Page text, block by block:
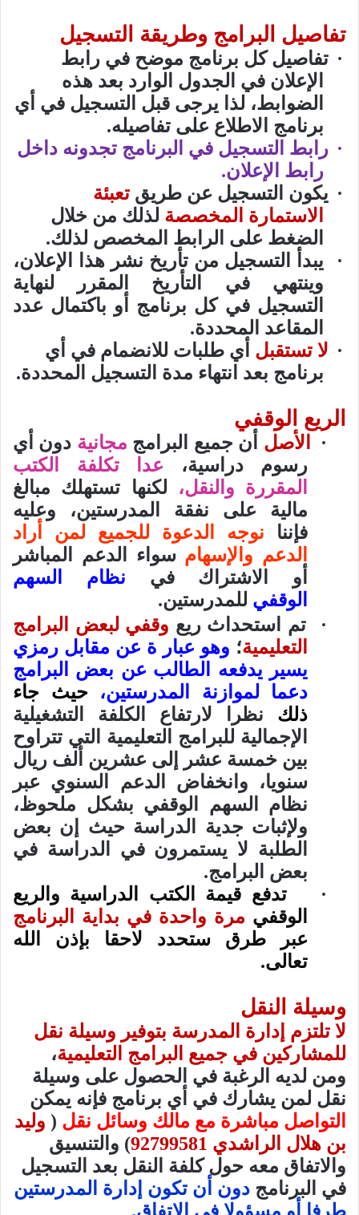
تفاصيل البرامج وطريقة التسجيل
· تفاصيل كل برنامج موضح في رابط
الإعلان في الجدول الوارد بعد هذه
الضوابط، لذا يرجى قبل التسجيل في أي
برنامج الاطلاع على تفاصيله.
· رابط التسجيل في البرنامج تجدونه داخل
رابط الإعلان.
· يكون التسجيل عن طريقتعبئة
الاستمارة المخصصة لذلك من خلال
الضغط على الرابط المخصص لذلك.
·
يبدأ التسجيل من تأريخ نشر هذا الإعلان،
وينتهي في التأريخ المقرر لنهاية
التسجيل في كل برنامج أو باكتمال عدد
المقاعد المحددة.
· لا تستقبل أي طلبات للانضمام في أي
برنامج بعد انتهاء مدة التسجيل المحددة.
الريع الوقفي
· الأصل أن جميع البرامج مجانية دون أي
رسوم دراسية، عدا تكلفة الكتب
المقررة والنقل، لكنها تستهلك مبالغ
مالية على نفقة المدرستين، وعليه
فإننا نوجه الدعوة للجميع لمن أراد
الدعم والإسهام سواء الدعم المباشر
أو الاشتراك في نظام السهم
الوقفي للمدرستين.
·
تم استحداث ريع وقفي لبعض البرامج
التعليمية؛ وهو عبار ة عن مقابل رمزي
يسير يدفعه الطالب عن بعض البرامج
دعما لموازنة المدرستين، حيث جاء
ذلك نظرا لارتفاع الكلفة التشغيلية
الإجمالية للبرامج التعليمية التي تتراوح
بين خمسة عشر إلى عشرين ألف ريال
سنويا، وانخفاض الدعم السنوي عبر
نظام السهم الوقفي بشكل ملحوظ،
ولإثبات جدية الدراسة حيث إن بعض
الطلبة لا يستمرون في الدراسة في
بعض البرامج.
·
تدفع قيمة الكتب الدراسية والريع
الوقفي مرة واحدة في بداية البرنامج
عبر طرق ستحدد لاحقا بإذن الله
تعالى.
وسيلة النقل
لا تلتزم إدارة المدرسة بتوفير وسيلة نقل
للمشاركين في جميع البرامج التعليمية،
ومن لديه الرغبة في الحصول على وسيلة
نقل لمن يشارك في أي برنامج فإنه يمكن
التواصل مباشرة مع مالك وسائل نقل ( وليد
بن هلال الراشدي 92799581
) والتنسيق
والاتفاق معه حول كلفة النقل بعد التسجيل
في البرنامج دون أن تكون إدارة المدرستين